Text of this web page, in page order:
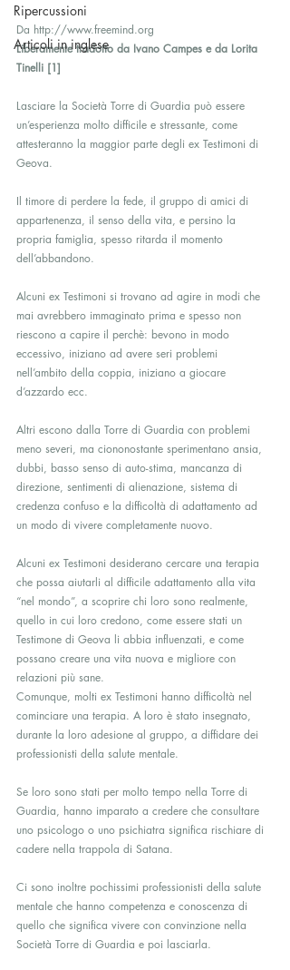
Ripercussioni
Articoli in inglese
Da http://www.freemind.org
Liberamente tradotto da Ivano Campes e da Lorita
Tinelli [1]
Lasciare la Società Torre di Guardia può essere
un’esperienza molto difficile e stressante, come
attesteranno la maggior parte degli ex Testimoni di
Geova.
Il timore di perdere la fede, il gruppo di amici di
appartenenza, il senso della vita, e persino la
propria famiglia, spesso ritarda il momento
dell’abbandono.
Alcuni ex Testimoni si trovano ad agire in modi che
mai avrebbero immaginato prima e spesso non
riescono a capire il perchè: bevono in modo
eccessivo, iniziano ad avere seri problemi
nell’ambito della coppia, iniziano a giocare
d’azzardo ecc.
Altri escono dalla Torre di Guardia con problemi
meno severi, ma ciononostante sperimentano ansia,
dubbi, basso senso di auto-stima, mancanza di
direzione, sentimenti di alienazione, sistema di
credenza confuso e la difficoltà di adattamento ad
un modo di vivere completamente nuovo.
Alcuni ex Testimoni desiderano cercare una terapia
che possa aiutarli al difficile adattamento alla vita
“nel mondo”, a scoprire chi loro sono realmente,
quello in cui loro credono, come essere stati un
Testimone di Geova li abbia influenzati, e come
possano creare una vita nuova e migliore con
relazioni più sane.
Comunque, molti ex Testimoni hanno difficoltà nel
cominciare una terapia. A loro è stato insegnato,
durante la loro adesione al gruppo, a diffidare dei
professionisti della salute mentale.
Se loro sono stati per molto tempo nella Torre di
Guardia, hanno imparato a credere che consultare
uno psicologo o uno psichiatra significa rischiare di
cadere nella trappola di Satana.
Ci sono inoltre pochissimi professionisti della salute
mentale che hanno competenza e conoscenza di
quello che significa vivere con convinzione nella
Società Torre di Guardia e poi lasciarla.